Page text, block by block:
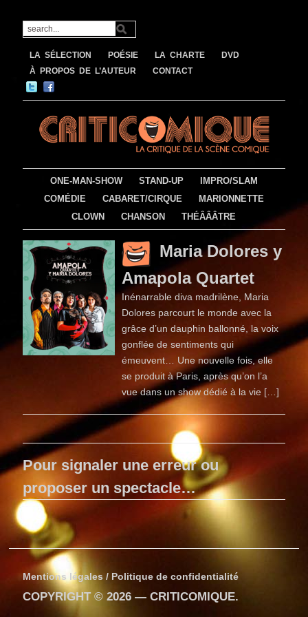
LA SÉLECTION POÉSIE LA CHARTE
DVD
À PROPOS DE L’AUTEUR
CONTACT
ONE-MAN-SHOW STAND-UP
IMPRO/SLAM
COMÉDIE
CABARET/CIRQUE
MARIONNETTE
CLOWN
CHANSON THÉÂÂÂTRE
Maria Dolores y
Amapola Quartet
Inénarrable diva madrilène, Maria
Dolores parcourt le monde avec la
grâce d’un dauphin ballonné, la voix
gonflée de sentiments qui
émeuvent… Une nouvelle fois, elle
se produit à Paris, après qu’on l’a
vue dans un show dédié à la vie […]
Pour signaler une erreur ou
proposer un spectacle…
Mentions légales / Politique de confidentialité
COPYRIGHT © 2026 —CRITICOMIQUE.